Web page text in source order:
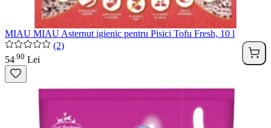
MIAU MIAU Asternut igienic pentru Pisici Tofu Fresh, 10 l
(2)
54 90 Lei